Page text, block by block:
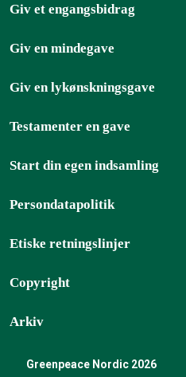
Giv et engangsbidrag
Giv en mindegave
Giv en lykønskningsgave
Testamenter en gave
Start din egen indsamling
Persondatapolitik
Etiske retningslinjer
Copyright
Arkiv
Greenpeace Nordic 2026